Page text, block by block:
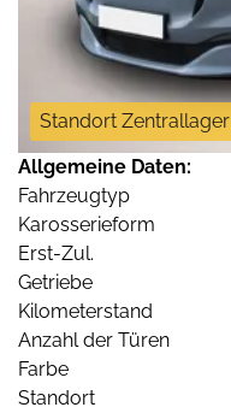
Standort Zentrallager
Allgemeine Daten:
Fahrzeugtyp
Karosserieform
Erst-Zul.
Getriebe
Kilometerstand
Anzahl der Türen
Farbe
Standort